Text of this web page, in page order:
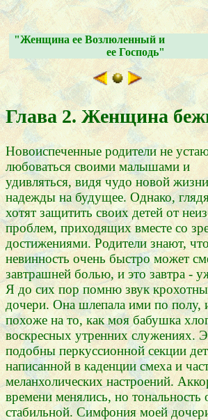
"Женщина ее Возлюленный и
ее Господь"
Глава 2. Женщина
Новоиспеченные родители не
любоваться своими малышами и
удивляться, видя чудо новой
надежды на будущее. Однако,
хотят защитить своих детей от
проблем, приходящих вместе со
достижениями. Родители знают,
невинность очень быстро может
завтрашней болью, и это завтра -
Я до сих пор помню звук
дочери. Она шлепала ими по полу,
похоже на то, как моя бабушка
воскресных утренних служениях.
подобны перкуссионной секции
написанной в каденции смеха и
меланхолических настроений.
времени менялись, но тональность
стабильной. Симфония моей